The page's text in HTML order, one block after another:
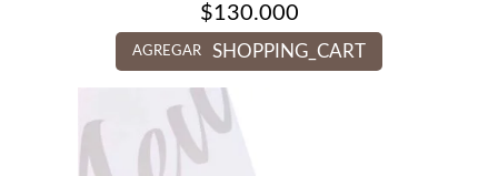
$130.000
AGREGAR SHOPPING_CART